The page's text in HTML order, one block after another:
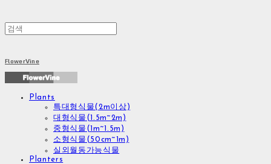
FlowerVine
Plants
특대형식물(2m이상)
대형식물(1.5m~2m)
중형식물(1m~1.5m)
소형식물(50cm~1m)
실외월동가능식물
Planters